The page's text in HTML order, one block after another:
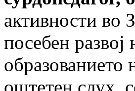
активности во
посебен
образованието